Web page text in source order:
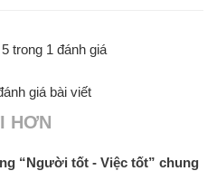
trong 1 đánh giá
giá bài viết
HƠN
“Người tốt - Việc tốt” chung